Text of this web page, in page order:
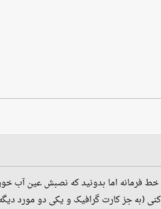
فرمانه اما بدونید که نصبش عین آب
کنی (به جز کارت گرافیک و یکی دو مورد